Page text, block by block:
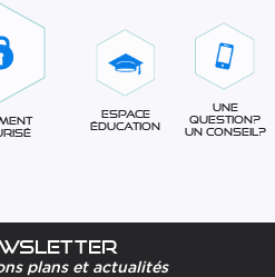
Espace
éducation
Une
question?
Un conseil?
plans et actualités